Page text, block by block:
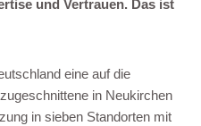
und Vertrauen. Das ist
eine auf die
in Neukirchen
in sieben Standorten mit